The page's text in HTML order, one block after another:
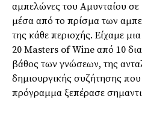
αμπελώνες του Αμυνταίου
μέσα από το πρίσμα των
της κάθε περιοχής. Είχαμε
20 Masters of Wine από 10
βάθος των γνώσεων, της
δημιουργικής συζήτησης
πρόγραμμα ξεπέρασε